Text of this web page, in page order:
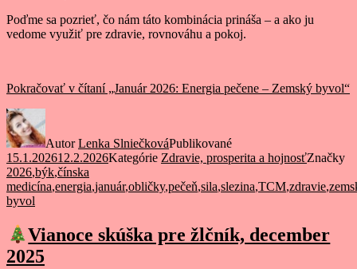
Poďme sa pozrieť, čo nám táto kombinácia prináša – a ako ju
vedome využiť pre zdravie, rovnováhu a pokoj.
Pokračovať v čítaní„Január 2026: Energia pečene – Zemský byvol“
AutorLenka SlniečkováPublikované
15.1.202612.2.2026Kategórie Zdravie, prosperita a hojnosťZnačky
2026,býk,čínska
medicína,energia,január,obličky,pečeň,sila,slezina,TCM,zdravie,
byvol
Vianoce skúška pre žlčník, december
2025